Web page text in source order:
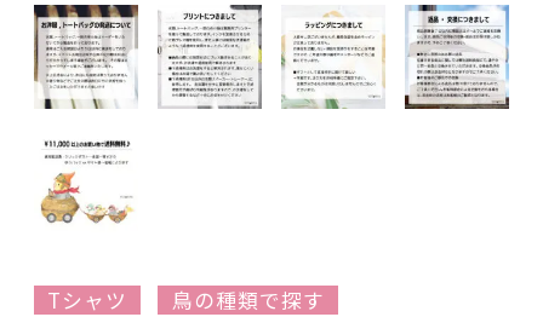
Tシャツ
鳥の種類で探す